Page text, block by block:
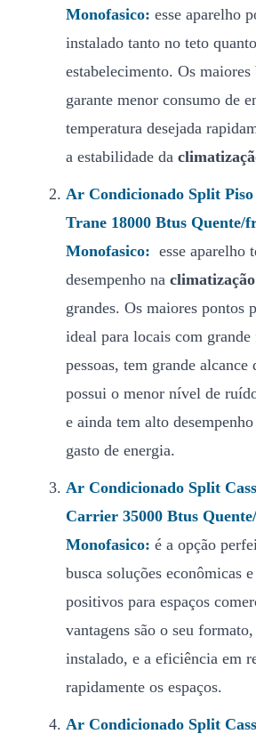
Monofasico: esse aparelho
instalado tanto no teto
estabelecimento. Os
garante menor consumo de
temperatura desejada
a estabilidade da
Ar Condicionado Split
Trane 18000 Btus Quente/
Monofasico: esse aparelho
desempenho na
grandes. Os maiores pontos
ideal para locais com
pessoas, tem grande alcance
possui o menor nível de
e ainda tem alto
gasto de energia.
Ar Condicionado Split
Carrier 35000 Btus
Monofasico: é a opção
busca soluções econômicas
positivos para espaços
vantagens são o seu
instalado, e a eficiência em
rapidamente os espaços.
Ar Condicionado Split